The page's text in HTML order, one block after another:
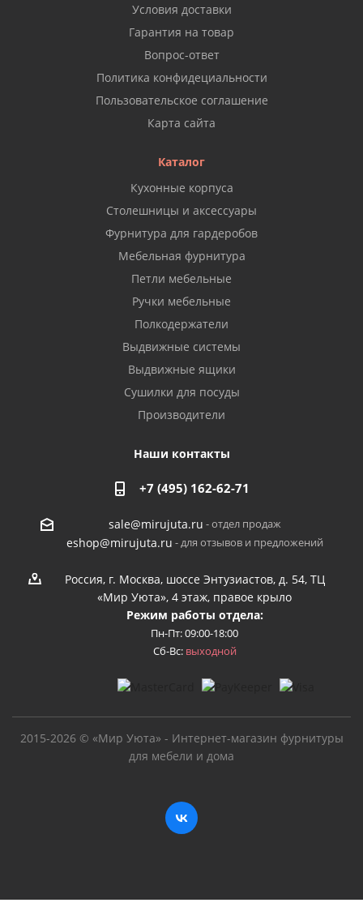
Условия доставки
Гарантия на товар
Вопрос-ответ
Политика конфидециальности
Пользовательское соглашение
Карта сайта
Каталог
Кухонные корпуса
Столешницы и аксессуары
Фурнитура для гардеробов
Мебельная фурнитура
Петли мебельные
Ручки мебельные
Полкодержатели
Выдвижные системы
Выдвижные ящики
Сушилки для посуды
Производители
Наши контакты
+7 (495) 162-62-71
sale@mirujuta.ru - отдел продаж
eshop@mirujuta.ru - для отзывов и предложений
Россия, г. Москва, шоссе Энтузиастов, д. 54, ТЦ
«Мир Уюта», 4 этаж, правое крыло
Режим работы отдела:
Пн-Пт: 09:00-18:00
Сб-Вс: выходной
2015-2026 © «Мир Уюта» - Интернет-магазин фурнитуры
для мебели и дома